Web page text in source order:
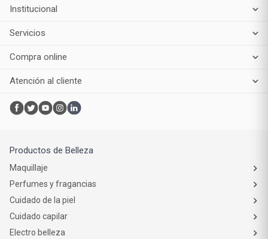
Institucional
Servicios
Compra online
Atención al cliente
Productos de Belleza
Maquillaje
Perfumes y fragancias
Cuidado de la piel
Cuidado capilar
Electro belleza